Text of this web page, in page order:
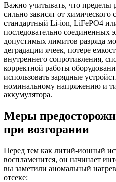
Важно учитывать, что пределы
сильно зависят от химического
стандартный Li-ion, LiFePO4
последовательно соединенных
допустимых лимитов разряда
деградации ячеек, потере
внутреннего сопротивления,
корректной работы
использовать зарядные
номинальному напряжению и
аккумулятора.
Меры
при возгорании
Перед тем как литий-ионный
воспламенится, он начинает
вы заметили аномальный
отсеке: